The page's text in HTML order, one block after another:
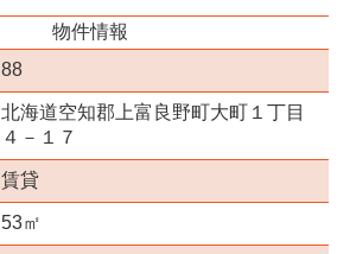
物件情報
88
北海道空知郡上富良野町大町１丁目
４－１７
賃貸
53㎡